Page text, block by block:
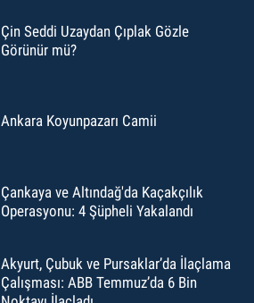
Çin Seddi Uzaydan Çıplak Gözle
Görünür mü?
Ankara Koyunpazarı Camii
Çankaya ve Altındağ'da Kaçakçılık
Operasyonu: 4 Şüpheli Yakalandı
Akyurt, Çubuk ve Pursaklar’da İlaçlama
Çalışması: ABB Temmuz’da 6 Bin